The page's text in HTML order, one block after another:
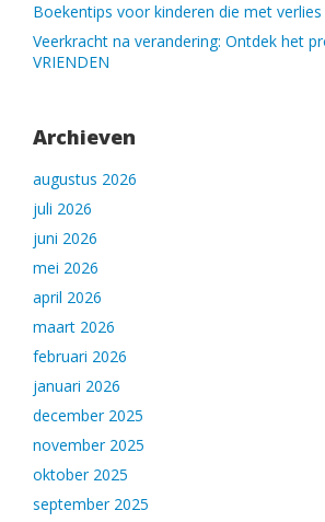
Boekentips voor kinderen die met
Veerkracht na verandering: Ontdek het
VRIENDEN
Archieven
augustus 2026
juli 2026
juni 2026
mei 2026
april 2026
maart 2026
februari 2026
januari 2026
december 2025
november 2025
oktober 2025
september 2025